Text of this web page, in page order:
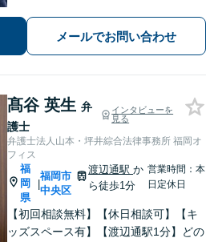
メールでお問い合わせ
髙谷 英生 弁
護士
インタビューを
見る
弁護士法人山本・坪井綜合法律事務所 福岡オ
フィス
福
岡
県
|
福岡市
中央区
渡辺通駅か
ら徒歩1分
営業時間：本
日定休日
【初回相談無料】【休日相談可】【キ
ッズスペース有】【渡辺通駅1分】どの